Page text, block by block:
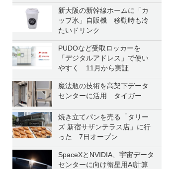
新大阪の新幹線ホームに「カ
ップ氷」自販機 移動時も冷
たいドリンク
PUDOなど受取ロッカーを
「デジタルアドレス」で使い
やすく 11月から実証
魔法瓶の技術を高架下データ
センターに活用 タイガー
焼き立てパンを売る「タリー
ズ 新宿サザンテラス店」に行
った 7日オープン
SpaceXとNVIDIA、宇宙データ
センターに向け衛星用AI計算